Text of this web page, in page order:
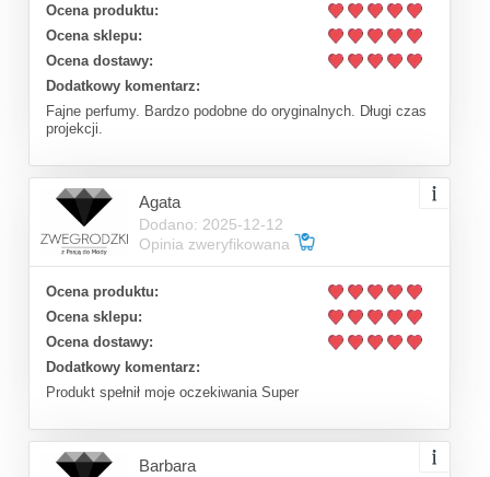
Ocena produktu:
Ocena sklepu:
Ocena dostawy:
Dodatkowy komentarz:
Fajne perfumy. Bardzo podobne do oryginalnych. Długi czas
projekcji.
Agata
Dodano: 2025-12-12
Opinia zweryfikowana
Ocena produktu:
Ocena sklepu:
Ocena dostawy:
Dodatkowy komentarz:
Produkt spełnił moje oczekiwania Super
Barbara